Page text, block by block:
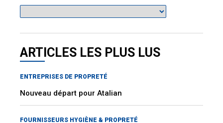
ARTICLES LES PLUS LUS
ENTREPRISES DE PROPRETÉ
Nouveau départ pour Atalian
FOURNISSEURS HYGIÈNE & PROPRETÉ